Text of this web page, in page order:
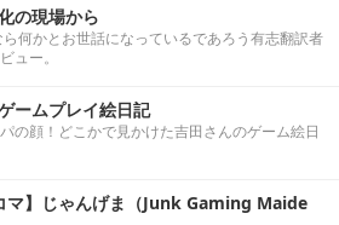
の現場から
ら何かとお世話になっているであろう有志翻訳者
ュー。
ームプレイ絵日記
の顔！どこかで見かけた吉田さんのゲーム絵日
マ】じゃんげま（Junk Gaming Maide